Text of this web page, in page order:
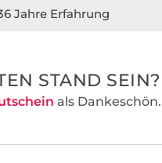
Jahre Erfahrung
STAND SEIN?
als Dankeschön.